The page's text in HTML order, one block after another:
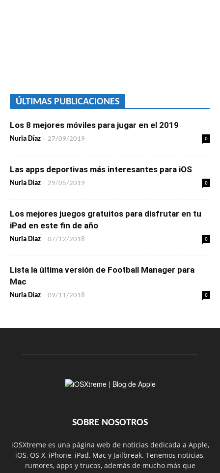
ÚLTIMAS PUBLICACIONES
Los 8 mejores móviles para jugar en el 2019
Nuria Díaz - 27/09/2019 0
Las apps deportivas más interesantes para iOS
Nuria Díaz - 29/05/2019 0
Los mejores juegos gratuitos para disfrutar en tu
iPad en este fin de año
Nuria Díaz - 07/12/2018 0
Lista la última versión de Football Manager para
Mac
Nuria Díaz - 09/11/2018 0
SOBRE NOSOTROS
iOSXtreme es una página web de noticias dedicada a Apple,
iOS, OS X, iPhone, iPad, Mac y Jailbreak. Tenemos noticias,
rumores, apps y trucos, además de mucho más que